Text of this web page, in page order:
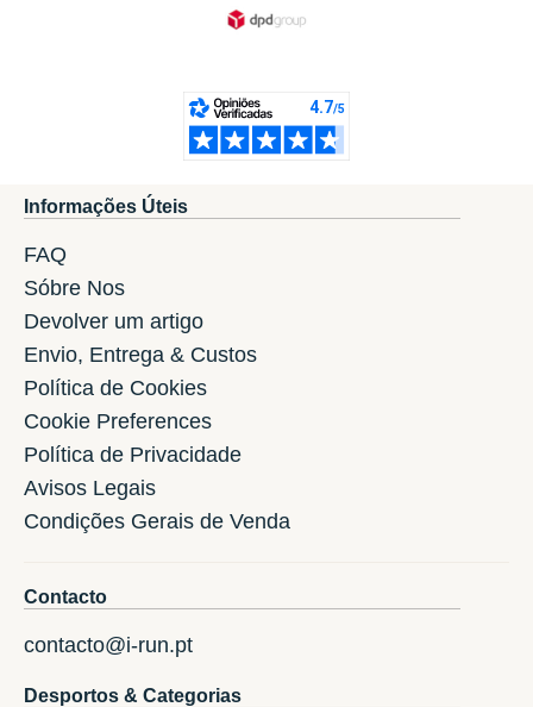
Informações Úteis
FAQ
Sóbre Nos
Devolver um artigo
Envio, Entrega & Custos
Política de Cookies
Cookie Preferences
Política de Privacidade
Avisos Legais
Condições Gerais de Venda
Contacto
contacto@i-run.pt
Desportos & Categorias